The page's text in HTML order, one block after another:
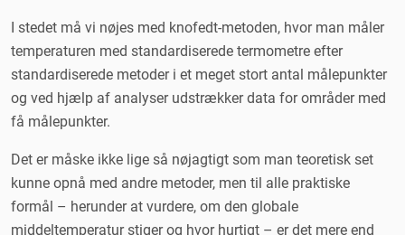
I stedet må vi nøjes med knofedt-metoden, hvor man måler
temperaturen med standardiserede termometre efter
standardiserede metoder i et meget stort antal målepunkter
og ved hjælp af analyser udstrækker data for områder med
få målepunkter.
Det er måske ikke lige så nøjagtigt som man teoretisk set
kunne opnå med andre metoder, men til alle praktiske
formål – herunder at vurdere, om den globale
middeltemperatur stiger og hvor hurtigt – er det mere end